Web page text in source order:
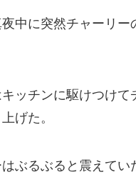
中に突然チャーリー
ッチンに駆けつけて
げた。
ぶるぶると震えてい